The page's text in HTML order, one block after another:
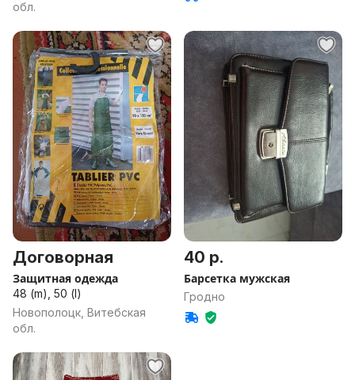
обл.
Договорная
Защитная одежда
48 (m), 50 (l)
Новополоцк, Витебская
обл.
40 р.
Барсетка мужская
Гродно